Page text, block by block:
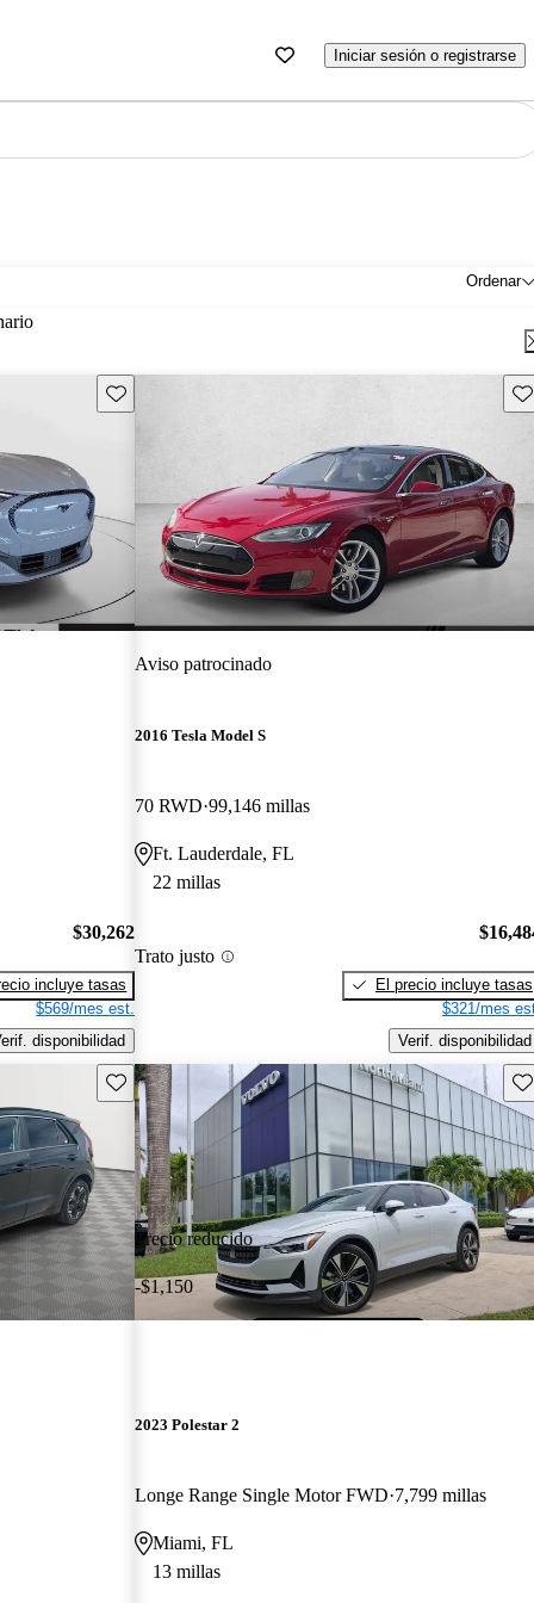
Iniciar sesión o registrarse
Ordenar
Guarda este Aviso
$30,262
incluye tasas
$569/mes est.
disponibilidad
Aviso patrocinado
2016 Tesla Model S
70 RWD 99,146 millas
Ft. Lauderdale, FL
22 millas
Trato justo
El precio incluye tasas
$321/mes
Verif. disponibilidad
Guarda este Aviso
Precio reducido
-$1,150
2023 Polestar 2
Longe Range Single Motor FWD 7,799 millas
Miami, FL
13 millas